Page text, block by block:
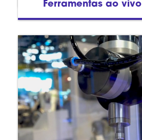
Ferramentas ao vivo